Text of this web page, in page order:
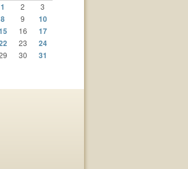
1
2 3
8 9 10
16
17
23 24
30
31